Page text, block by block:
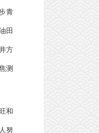
青
田
方
测
和
努